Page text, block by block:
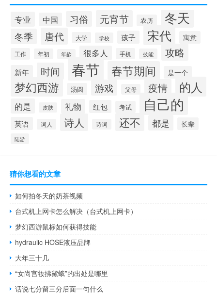
专业 中国 习俗 元宵节 农历 冬天
冬季 唐代 大学 学校 孩子 宋代 寓意
工作 年初 年龄 很多人 手机 技能 攻略
新年 时间 春节 春节期间 是一个
梦幻西游 汤圆 游戏 父母 疫情 的人
的是 皮肤 礼物 红包 考试 自己的
英语 词人 诗人 诗词 还不 都是 长辈
陆游
猜你想看的文章
如何拍冬天的奶茶视频
台式机上网卡怎么解决（台式机上网卡）
梦幻西游鼠标如何获得技能
hydraulic HOSE液压品牌
大年三十几
“女尚宫妆拂黛蛾”的出处是哪里
话说七分留三分后面一句什么